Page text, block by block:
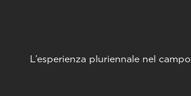
L’esperienza pluriennale nel